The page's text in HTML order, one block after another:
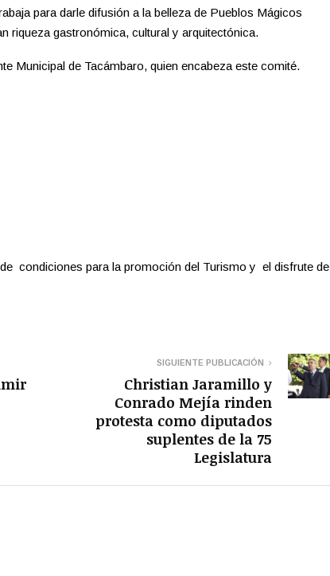
para darle difusión a la belleza de Pueblos Mágicos
riqueza gastronómica, cultural y arquitectónica.
Municipal de Tacámbaro, quien encabeza este comité.
condiciones para la promoción del Turismo y el disfrute de
SIGUIENTE PUBLICACIÓN
Christian Jaramillo y
Conrado Mejía rinden
protesta como diputados
suplentes de la 75
Legislatura